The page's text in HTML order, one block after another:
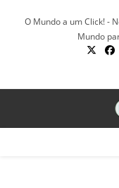
O Mundo a um Click! -
Mundo